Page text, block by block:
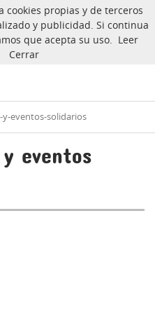
in
httpdocs/blog/index.phpon
y-eventos-solidarios
eventos
cookies propias y de terceros
y publicidad. Si continua
que acepta su uso. Leer
Cerrar